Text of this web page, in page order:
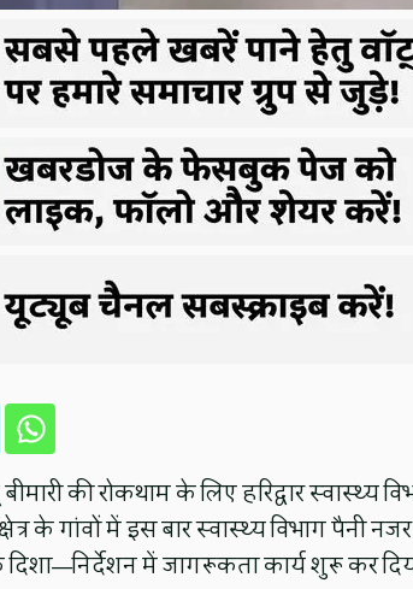
बीमारी की रोकथाम के लिए हरिद्वार
के गांवों में इस बार स्वास्थ्य विभाग
दिशा—निर्देशन में जागरूकता कार्य शुरू कर